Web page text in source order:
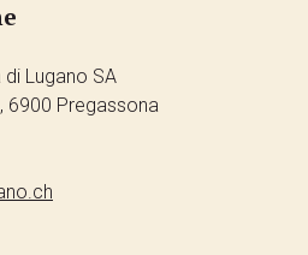
Lugano SA
6900 Pregassona